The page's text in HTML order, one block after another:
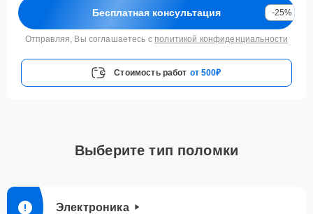
Бесплатная консультация -25%
Отправляя, Вы соглашаетесь с политикой конфиденциальности
Стоимость работ от 500₽
Выберите тип поломки
Электроника